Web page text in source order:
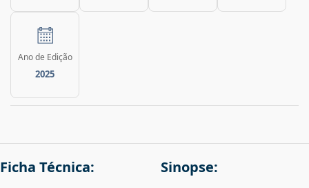
Ano de Edição
2025
Ficha Técnica: Sinopse: